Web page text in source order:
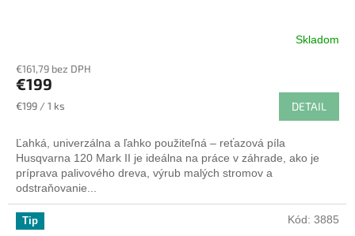
A
M
Skladom
€161,79 bez DPH
€199
Jednotková
€199 / 1 ks DETAIL
Ľahká, univerzálna a ľahko použiteľná – reťazová píla
Husqvarna 120 Mark II je ideálna na práce v záhrade, ako je
príprava palivového dreva, výrub malých stromov a
odstraňovanie...
Tip Kód: 3885